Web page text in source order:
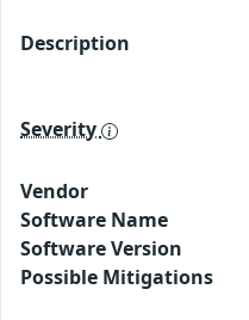
Description
Severity
Vendor
Software Name
Software Version
Possible Mitigations